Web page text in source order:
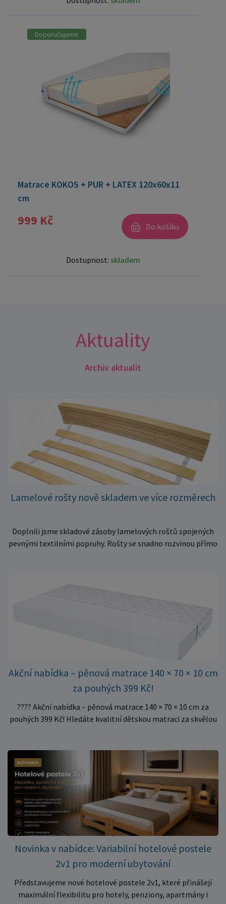
Doporučujeme
Matrace KOKOS + PUR + LATEX 120x60x11
cm
999 Kč Do košíku
Dostupnost: skladem
Aktuality
Archiv aktualit
Lamelové rošty nově skladem ve více rozměrech
Doplnili jsme skladové zásoby lamelových roštů spojených
pevnými textilními popruhy. Rošty se snadno rozvinou přímo
množství kusů, proto můžeme objednávky rychle expedovat.
Vyberte si vhodný rozměr a dopřejte své matraci kvalitní
podklad za výhodnou cenu.
Akční nabídka – pěnová matrace 140 × 70 × 10 cm
za pouhých 399 Kč!
???? Akční nabídka – pěnová matrace 140 × 70 × 10 cm za
pouhých 399 Kč! Hledáte kvalitní dětskou matraci za skvělou
✅ Pohodlné pěnové jádro pro komfortní spánek dítěte ✅
Skvělá volba do dětských postýlek ✅ Výjimečně výhodná cena
– jen 399 Kč Využijte této mimořádné nabídky a pořiďte
kvalitní matraci za cenu, která patří k nejvýhodnějším na
trhu. Akce platí pouze do vyprodání zásob. Nakupujte chytře a
ušetřete!
Novinka v nabídce: Variabilní hotelové postele
2v1 pro moderní ubytování
Představujeme nové hotelové postele 2v1, které přinášejí
maximální flexibilitu pro hotely, penziony, apartmány i